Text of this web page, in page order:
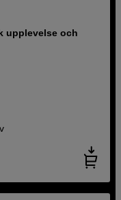
upplevelse och